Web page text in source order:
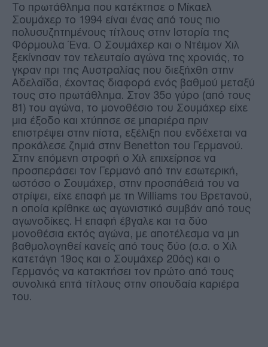
Το πρωτάθλημα που κατέκτησε ο Μίκαελ
Σουμάχερ το 1994 είναι ένας από τους πιο
πολυσυζητημένους τίτλους στην Ιστορία της
Φόρμουλα Ένα. Ο Σουμάχερ και ο Ντέιμον Χιλ
ξεκίνησαν τον τελευταίο αγώνα της χρονιάς, το
γκραν πρι της Αυστραλίας που διεξήχθη στην
Αδελαΐδα, έχοντας διαφορά ενός βαθμού μεταξύ
τους στο πρωτάθλημα. Στον 35ο γύρο (από τους
81) του αγώνα, το μονοθέσιο του Σουμάχερ είχε
μια έξοδο και χτύπησε σε μπαριέρα πριν
επιστρέψει στην πίστα, εξέλιξη που ενδέχεται να
προκάλεσε ζημιά στην Benetton του Γερμανού.
Στην επόμενη στροφή ο Χιλ επιχείρησε να
προσπεράσει τον Γερμανό από την εσωτερική,
ωστόσο ο Σουμάχερ, στην προσπάθειά του να
στρίψει, είχε επαφή με τη Williams του Βρετανού,
η οποία κρίθηκε ως αγωνιστικό συμβάν από τους
αγωνοδίκες. Η επαφή έβγαλε και τα δύο
μονοθέσια εκτός αγώνα, με αποτέλεσμα να μη
βαθμολογηθεί κανείς από τους δύο (σ.σ. ο Χιλ
κατετάγη 19ος και ο Σουμάχερ 20ός) και ο
Γερμανός να κατακτήσει τον πρώτο από τους
συνολικά επτά τίτλους στην σπουδαία καριέρα
του.